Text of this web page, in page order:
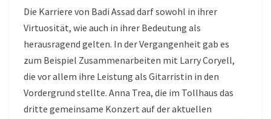
Die Karriere von Badi Assad darf sowohl in ihrer
Virtuosität, wie auch in ihrer Bedeutung als
herausragend gelten. In der Vergangenheit gab es
zum Beispiel Zusammenarbeiten mit Larry Coryell,
die vor allem ihre Leistung als Gitarristin in den
Vordergrund stellte. Anna Trea, die im Tollhaus das
dritte gemeinsame Konzert auf der aktuellen